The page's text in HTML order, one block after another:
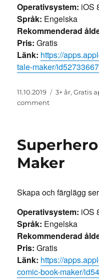
Operativsystem: iOS
Språk: Engelska
Rekommenderad
Pris: Gratis
Länk: https://
tale-maker/
Posted
on
11.10.2019 Categories
3+ år,Gratis
commenton
Maker
Maker
Skapa och färglägg
Operativsystem: iOS
Språk: Engelska
Rekommenderad
Pris: Gratis
Länk: https://
comic-book-maker/